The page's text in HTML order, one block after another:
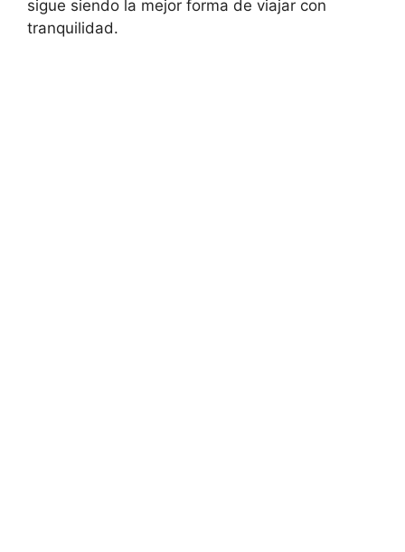
sigue siendo la mejor forma de viajar con
tranquilidad.